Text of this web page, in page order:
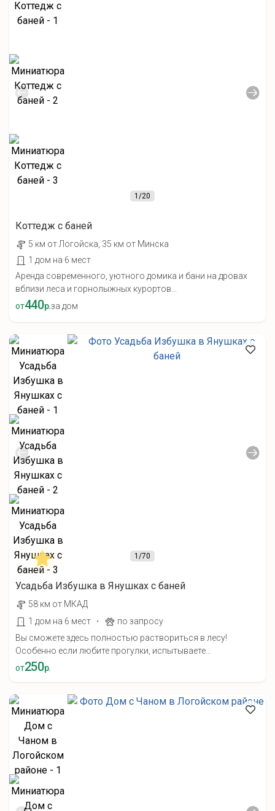
1/20
Коттедж с баней
5 км от Лoгойcка, 35 км от Минска
1 дом на 6 мест
Аренда современного, уютного домика и бани на дровах
вблизи леса и горнолыжных курортов...
от440р.за дом
1/70
Усадьба Избушка в Янушках с баней
58 км от МКАД
1 дом на 6 мест
·
по запросу
Вы сможете здесь полностью раствориться в лесу!
Особенно если любите прогулки, испытываете...
от250р.